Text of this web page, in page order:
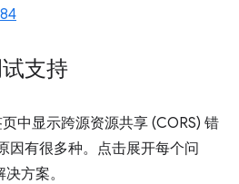
支持
中显示跨源资源共享 (CORS) 错
因有很多种。点击展开每个问
方案。